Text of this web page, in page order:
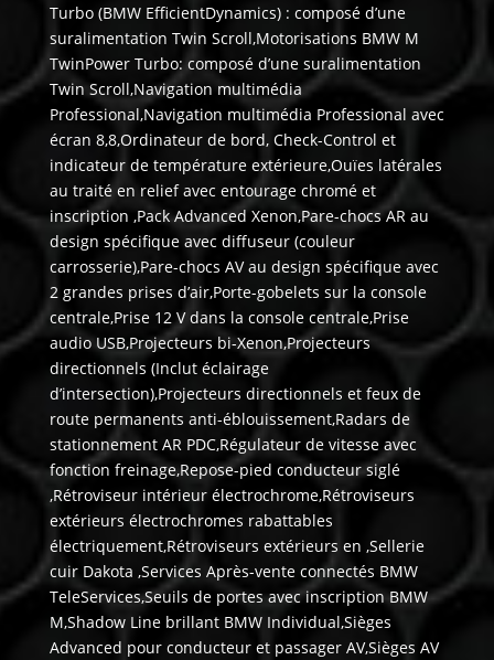
Turbo (BMW EfficientDynamics) : composé d’une
suralimentation Twin Scroll,Motorisations BMW M
TwinPower Turbo: composé d’une suralimentation
Twin Scroll,Navigation multimédia
Professional,Navigation multimédia Professional avec
écran 8,8,Ordinateur de bord, Check-Control et
indicateur de température extérieure,Ouïes latérales
au traité en relief avec entourage chromé et
inscription ,Pack Advanced Xenon,Pare-chocs AR au
design spécifique avec diffuseur (couleur
carrosserie),Pare-chocs AV au design spécifique avec
2 grandes prises d’air,Porte-gobelets sur la console
centrale,Prise 12 V dans la console centrale,Prise
audio USB,Projecteurs bi-Xenon,Projecteurs
directionnels (Inclut éclairage
d’intersection),Projecteurs directionnels et feux de
route permanents anti-éblouissement,Radars de
stationnement AR PDC,Régulateur de vitesse avec
fonction freinage,Repose-pied conducteur siglé
,Rétroviseur intérieur électrochrome,Rétroviseurs
extérieurs électrochromes rabattables
électriquement,Rétroviseurs extérieurs en ,Sellerie
cuir Dakota ,Services Après-vente connectés BMW
TeleServices,Seuils de portes avec inscription BMW
M,Shadow Line brillant BMW Individual,Sièges
Advanced pour conducteur et passager AV,Sièges AV